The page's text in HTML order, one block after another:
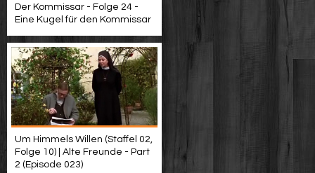
Der Kommissar - Folge 24 -
Eine Kugel für den Kommissar
Um Himmels Willen (Staffel 02,
Folge 10) | Alte Freunde - Part
2 (Episode 023)